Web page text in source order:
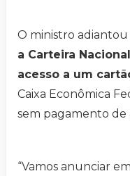
O ministro
a Carteira
acesso a um
Caixa Econômica
sem pagamento de
“Vamos anunciar